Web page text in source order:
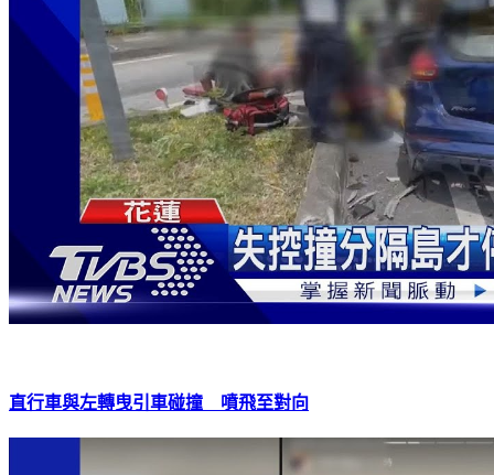
直行車與左轉曳引車碰撞 噴飛至對向